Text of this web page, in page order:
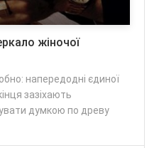
жіночої
напередодні єдиної
зазіхають
думкою по древу